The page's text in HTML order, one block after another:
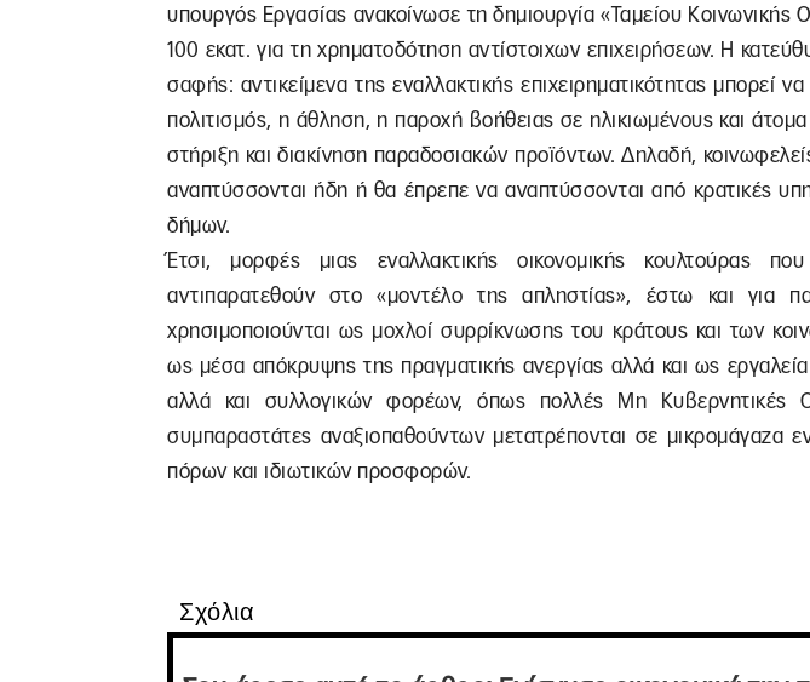
υπουργός Εργασίας ανακοίνωσε τη δημιουργία «Ταμείου Κοινωνικής
100 εκατ. για τη χρηματοδότηση αντίστοιχων επιχειρήσεων. Η
σαφής: αντικείμενα της εναλλακτικής επιχειρηματικότητας μπορεί
πολιτισμός, η άθληση, η παροχή βοήθειας σε ηλικιωμένους και άτομα
στήριξη και διακίνηση παραδοσιακών προϊόντων. Δηλαδή,
αναπτύσσονται ήδη ή θα έπρεπε να αναπτύσσονται από κρατικές
δήμων.
Έτσι, μορφές μιας εναλλακτικής οικονομικής κουλτούρας
αντιπαρατεθούν στο «μοντέλο της απληστίας», έστω και για
χρησιμοποιούνται ως μοχλοί συρρίκνωσης του κράτους και των
ως μέσα απόκρυψης της πραγματικής ανεργίας αλλά και ως
αλλά και συλλογικών φορέων, όπως πολλές Μη Κυβερνητικές
συμπαραστάτες αναξιοπαθούντων μετατρέπονται σε μικρομάγαζα
πόρων και ιδιωτικών προσφορών.
Σχόλια